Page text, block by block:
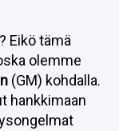
Eikö tämä
olemme
(GM) kohdalla.
hankkimaan